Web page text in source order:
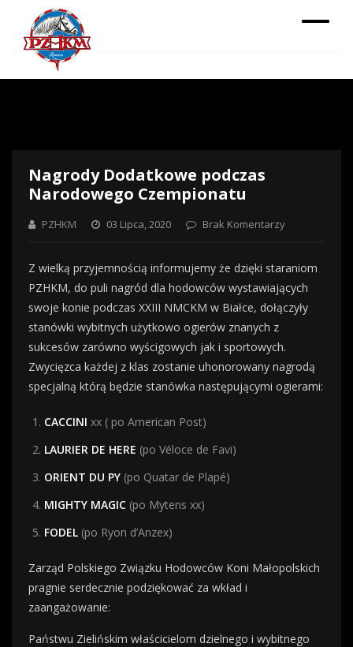
Nagrody Dodatkowe podczas
Narodowego Czempionatu
PZHKM 03 Lipca, 2020 Brak Komentarzy
Z wielką przyjemnością informujemy że dzięki staraniom
PZHKM, do puli nagród dla hodowców wystawiających
swoje konie podczas XXIII NMCKM w Białce, dołączyły
stanówki wybitnych użytkowo ogierów znanych z
sukcesów zarówno wyścigowych jak i sportowych.
Zwycięzca każdej z klas zostanie uhonorowany nagrodą
specjalną którą będzie stanówka następującymi ogierami:
CACCINI xx ( po American Post)
LAURIER DE HERE (po Véloce de Favi)
ORIENT DU PY (po Quatar de Plapé)
MIGHTY MAGIC (po Mytens xx)
FODEL (po Ryon d’Anzex)
Zarząd Polskiego Związku Hodowców Koni Małopolskich
pragnie serdecznie podziękować za wkład i
zaangażowanie:
Państwu Zielińskim właścicielom dzielnego i wybitnego